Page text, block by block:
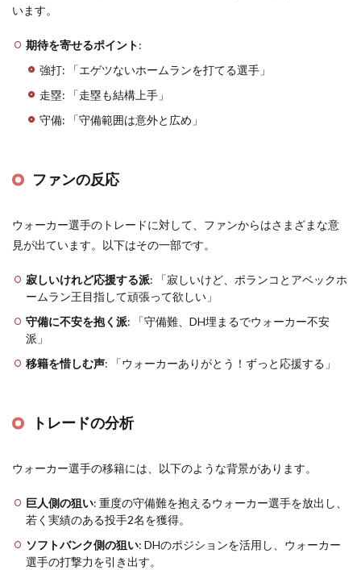
います。
期待を寄せるポイント:
強打: 「エゲツないホームランを打てる選手」
走塁: 「走塁も結構上手」
守備: 「守備範囲は意外と広め」
ファンの反応
ウォーカー選手のトレードに対して、ファンからはさまざまな意
見が出ています。以下はその一部です。
寂しいけれど応援する派: 「寂しいけど、ポランコとアベックホ
ームラン王目指して頑張って欲しい」
守備に不安を抱く派: 「守備難、DH埋まるでウォーカー不安
派」
移籍を惜しむ声: 「ウォーカーありがとう！ずっと応援する」
トレードの分析
ウォーカー選手の移籍には、以下のような背景があります。
巨人側の狙い: 重度の守備難を抱えるウォーカー選手を放出し、
若く実績のある投手2名を獲得。
ソフトバンク側の狙い: DHのポジションを活用し、ウォーカー
選手の打撃力を引き出す。